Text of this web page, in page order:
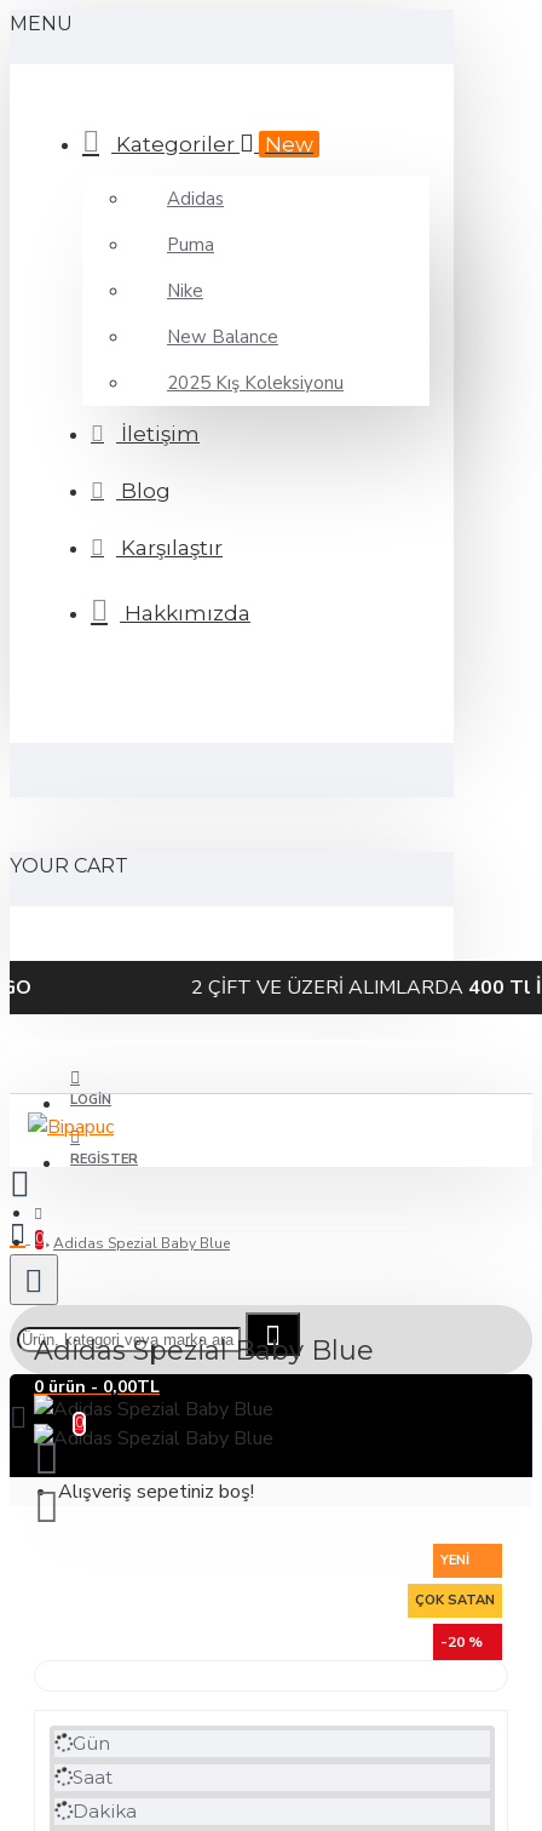
MENU
Kategoriler New
Adidas
Puma
Nike
New Balance
2025 Kış Koleksiyonu
İletişim
Blog
Karşılaştır
Hakkımızda
YOUR CART
2 ÇİFT VE ÜZERİ ALIMLARDA400 Tl İNDİRİM!
LOGIN
REGISTER
0
0 ürün - 0,00TL
0
Alışveriş sepetiniz boş!
Adidas Spezial Baby Blue
Adidas Spezial Baby Blue
YENI
ÇOK SATAN
-20 %
Gün
Saat
Dakika